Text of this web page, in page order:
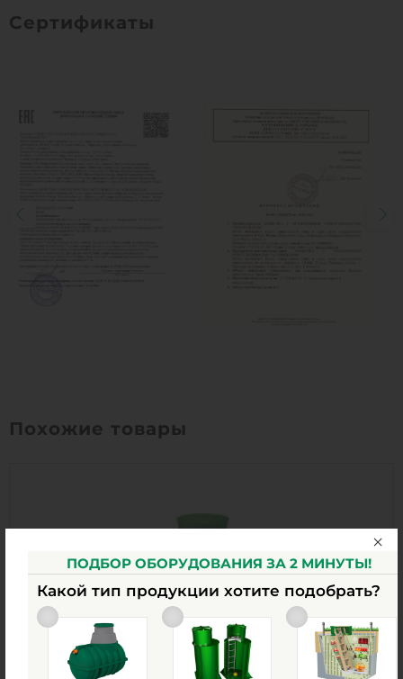
Сертификаты
Похожие товары
ПОДБОР ОБОРУДОВАНИЯ ЗА 2 МИНУТЫ!
Какой тип продукции хотите подобрать?